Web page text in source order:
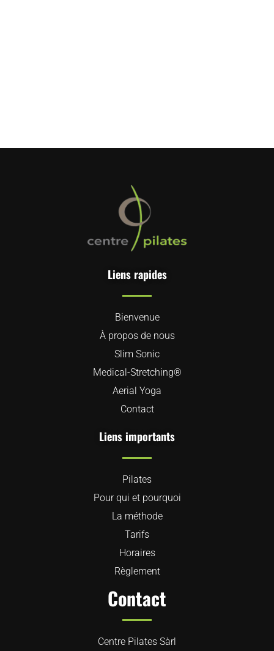
Liens rapides
Bienvenue
À propos de nous
Slim Sonic
Medical-Stretching®
Aerial Yoga
Contact
Liens importants
Pilates
Pour qui et pourquoi
La méthode
Tarifs
Horaires
Règlement
Contact
Centre Pilates Sàrl